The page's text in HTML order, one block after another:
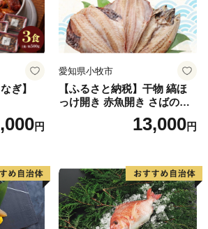
ぎ】
円
愛知県小牧市
【ふるさと納税】干物 縞ほ
っけ開き 赤魚開き さばの開
き 魚醤干し 3種 セット 詰め
合わせ 魚 おかず 肉厚 おいし
取り寄せグルメ 魚醤 ナンプ
ラー 愛知県 小牧市 冷凍 送料
無料
13,000円